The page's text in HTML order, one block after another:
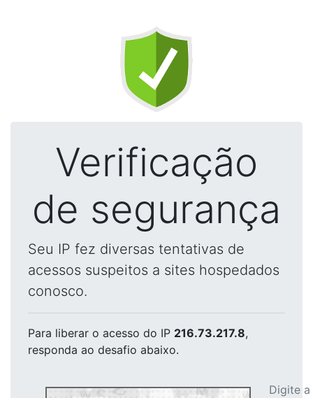
Verificação
de segurança
Seu IP fez diversas tentativas de
acessos suspeitos a sites hospedados
conosco.
Para liberar o acesso do IP 216.73.217.8,
responda ao desafio abaixo.
Digite